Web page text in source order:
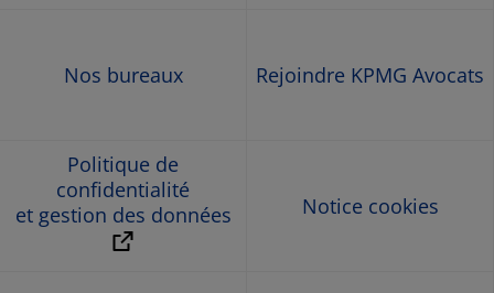
Nos bureaux Rejoindre KPMG Avocats
Politique de
confidentialité
et gestion des données
Notice cookies